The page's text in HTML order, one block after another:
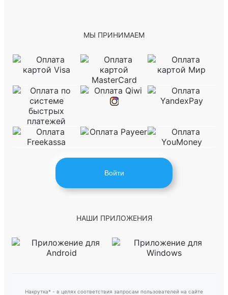
МЫ ПРИНИМАЕМ
Войти
НАШИ ПРИЛОЖЕНИЯ
Накрутка* - в целях соответствия запросам пользователей на сайте